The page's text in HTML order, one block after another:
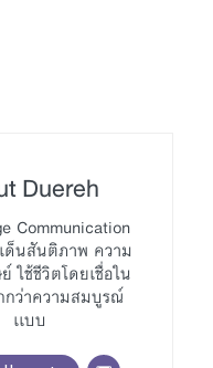
Duereh
Communication
ด็นสันติภาพ ความ
ใช้ชีวิตโดยเชื่อใน
ว่าความสมบูรณ์
เเบบ